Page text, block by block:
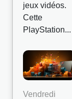
jeux vidéos.
Cette
PlayStation...
Vendredi